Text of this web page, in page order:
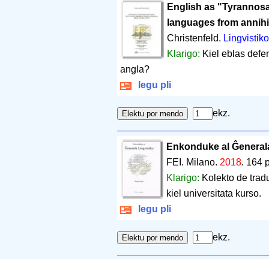
English as
languages from
Christenfeld. Lingvistiko
Klarigo: Kiel eblas
angla?
legu pli
ekz.
Enkonduke al
FEI. Milano. 2018. 164
Klarigo: Kolekto de
kiel universitata kurso.
legu pli
ekz.